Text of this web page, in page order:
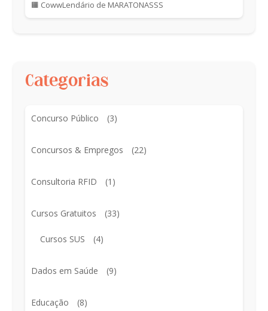
🟧 CowwLendário de MARATONASSS
Categorias
Concurso Público (3)
Concursos & Empregos (22)
Consultoria RFID (1)
Cursos Gratuitos (33)
Cursos SUS (4)
Dados em Saúde (9)
Educação (8)